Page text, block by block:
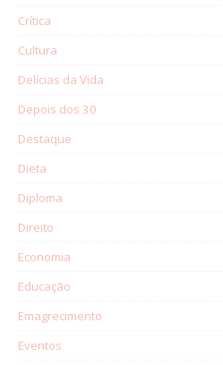
Crítica
Cultura
Delícias da Vida
Depois dos 30
Destaque
Dieta
Diploma
Direito
Economia
Educação
Emagrecimento
Eventos